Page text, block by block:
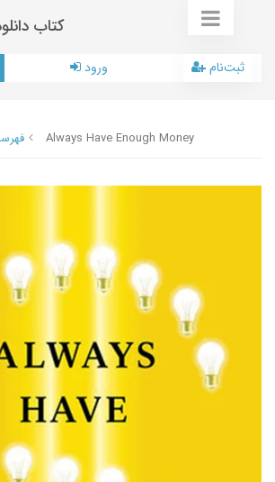
کتاب
ورود ثبت‌نام
Always Have Enough Money